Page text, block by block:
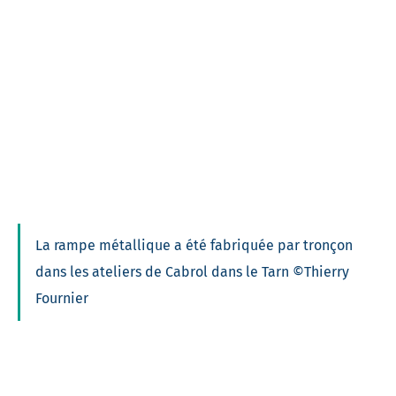
La rampe métallique a été fabriquée par tronçon
dans les ateliers de Cabrol dans le Tarn ©Thierry
Fournier